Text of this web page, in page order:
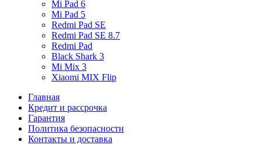
Mi Pad 6
Mi Pad 5
Redmi Pad SE
Redmi Pad SE 8.7
Redmi Pad
Black Shark 3
Mi Mix 3
Xiaomi MIX Flip
Главная
Кредит и рассрочка
Гарантия
Политика безопасности
Контакты и доставка